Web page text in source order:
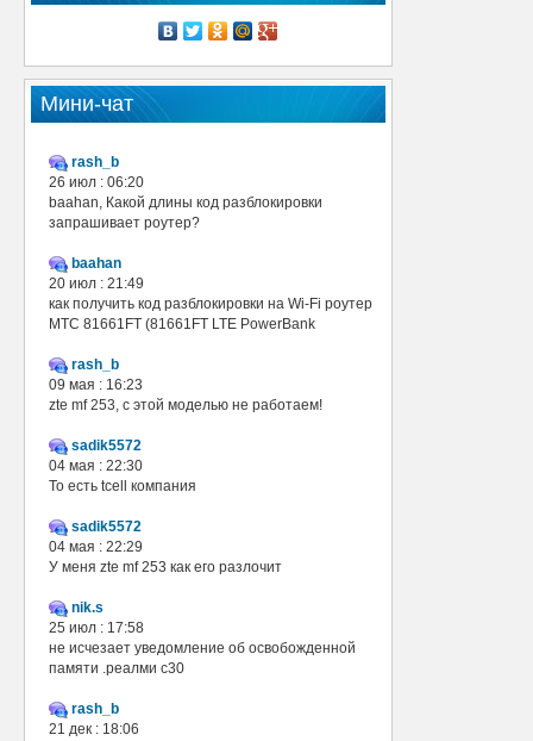
Мини-чат
rash_b
26 июл : 06:20
baahan, Какой длины код разблокировки
запрашивает роутер?
baahan
20 июл : 21:49
как получить код разблокировки на Wi-Fi роутер
МТС 81661FT (81661FT LTE PowerBank
rash_b
09 мая : 16:23
zte mf 253, с этой моделью не работаем!
sadik5572
04 мая : 22:30
То есть tcell компания
sadik5572
04 мая : 22:29
У меня zte mf 253 как его разлочит
nik.s
25 июл : 17:58
не исчезает уведомление об освобожденной
памяти .реалми с30
rash_b
21 дек : 18:06